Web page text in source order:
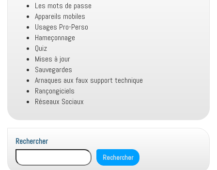
Les mots de passe
Appareils mobiles
Usages Pro-Perso
Hameçonnage
Quiz
Mises à jour
Sauvegardes
Arnaques aux faux support technique
Rançongiciels
Réseaux Sociaux
Rechercher
Rechercher